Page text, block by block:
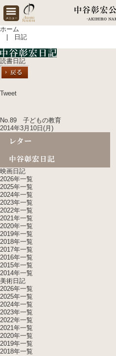
ホーム
| 日記
読書日記
Tweet
No.89 子どもの教育
2014年3月10日(月)
映画日記
2026年一覧
2025年一覧
2024年一覧
2023年一覧
2022年一覧
2021年一覧
2020年一覧
2019年一覧
2018年一覧
2017年一覧
2016年一覧
2015年一覧
2014年一覧
美術日記
2026年一覧
2025年一覧
2024年一覧
2023年一覧
2022年一覧
2021年一覧
2020年一覧
2019年一覧
2018年一覧